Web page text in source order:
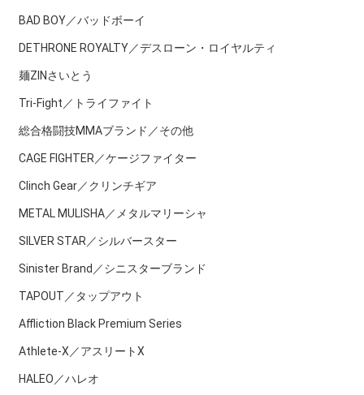
BAD BOY／バッドボーイ
DETHRONE ROYALTY／デスローン・ロイヤルティ
麺ZINさいとう
Tri-Fight／トライファイト
総合格闘技MMAブランド／その他
CAGE FIGHTER／ケージファイター
Clinch Gear／クリンチギア
METAL MULISHA／メタルマリーシャ
SILVER STAR／シルバースター
Sinister Brand／シニスターブランド
TAPOUT／タップアウト
Affliction Black Premium Series
Athlete-X／アスリートX
HALEO／ハレオ